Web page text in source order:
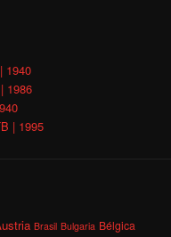
1940
1986
| 1995
Brasil Bulgaria Bélgica